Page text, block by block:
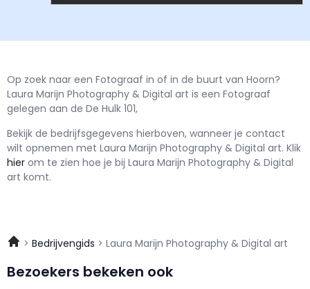
Op zoek naar een Fotograaf in of in de buurt van Hoorn?
Laura Marijn Photography & Digital art is een Fotograaf
gelegen aan de De Hulk 101,
Bekijk de bedrijfsgegevens hierboven, wanneer je contact
wilt opnemen met Laura Marijn Photography & Digital art. Klik
hier om te zien hoe je bij Laura Marijn Photography & Digital
art komt.
Bedrijvengids Laura Marijn Photography & Digital art
Bezoekers bekeken ook